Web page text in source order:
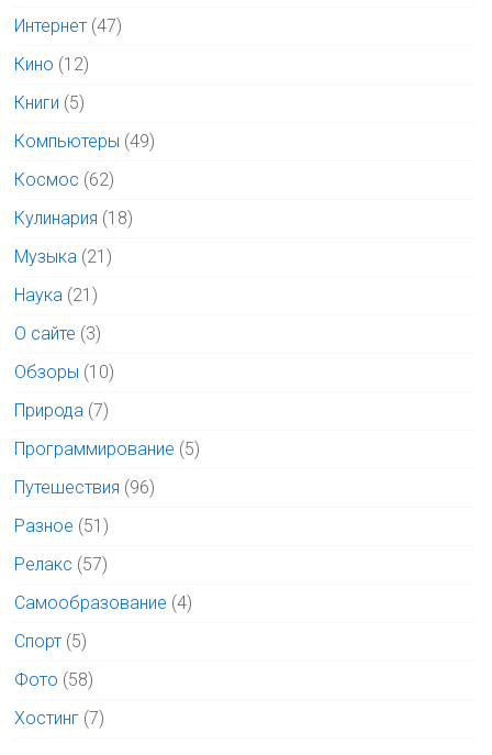
Интернет (47)
Кино (12)
Книги (5)
Компьютеры (49)
Космос (62)
Кулинария (18)
Музыка (21)
Наука (21)
О сайте (3)
Обзоры (10)
Природа (7)
Программирование (5)
Путешествия (96)
Разное (51)
Релакс (57)
Самообразование (4)
Спорт (5)
Фото (58)
Хостинг (7)